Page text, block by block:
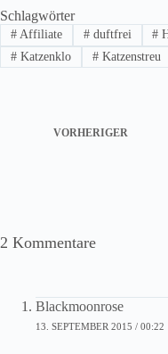
Schlagwörter
#Affiliate #duftfrei #
#Katzenklo #Katzenstreu
VORHERIGER
2 Kommentare
Blackmoonrose
13. SEPTEMBER 2015 / 00:22